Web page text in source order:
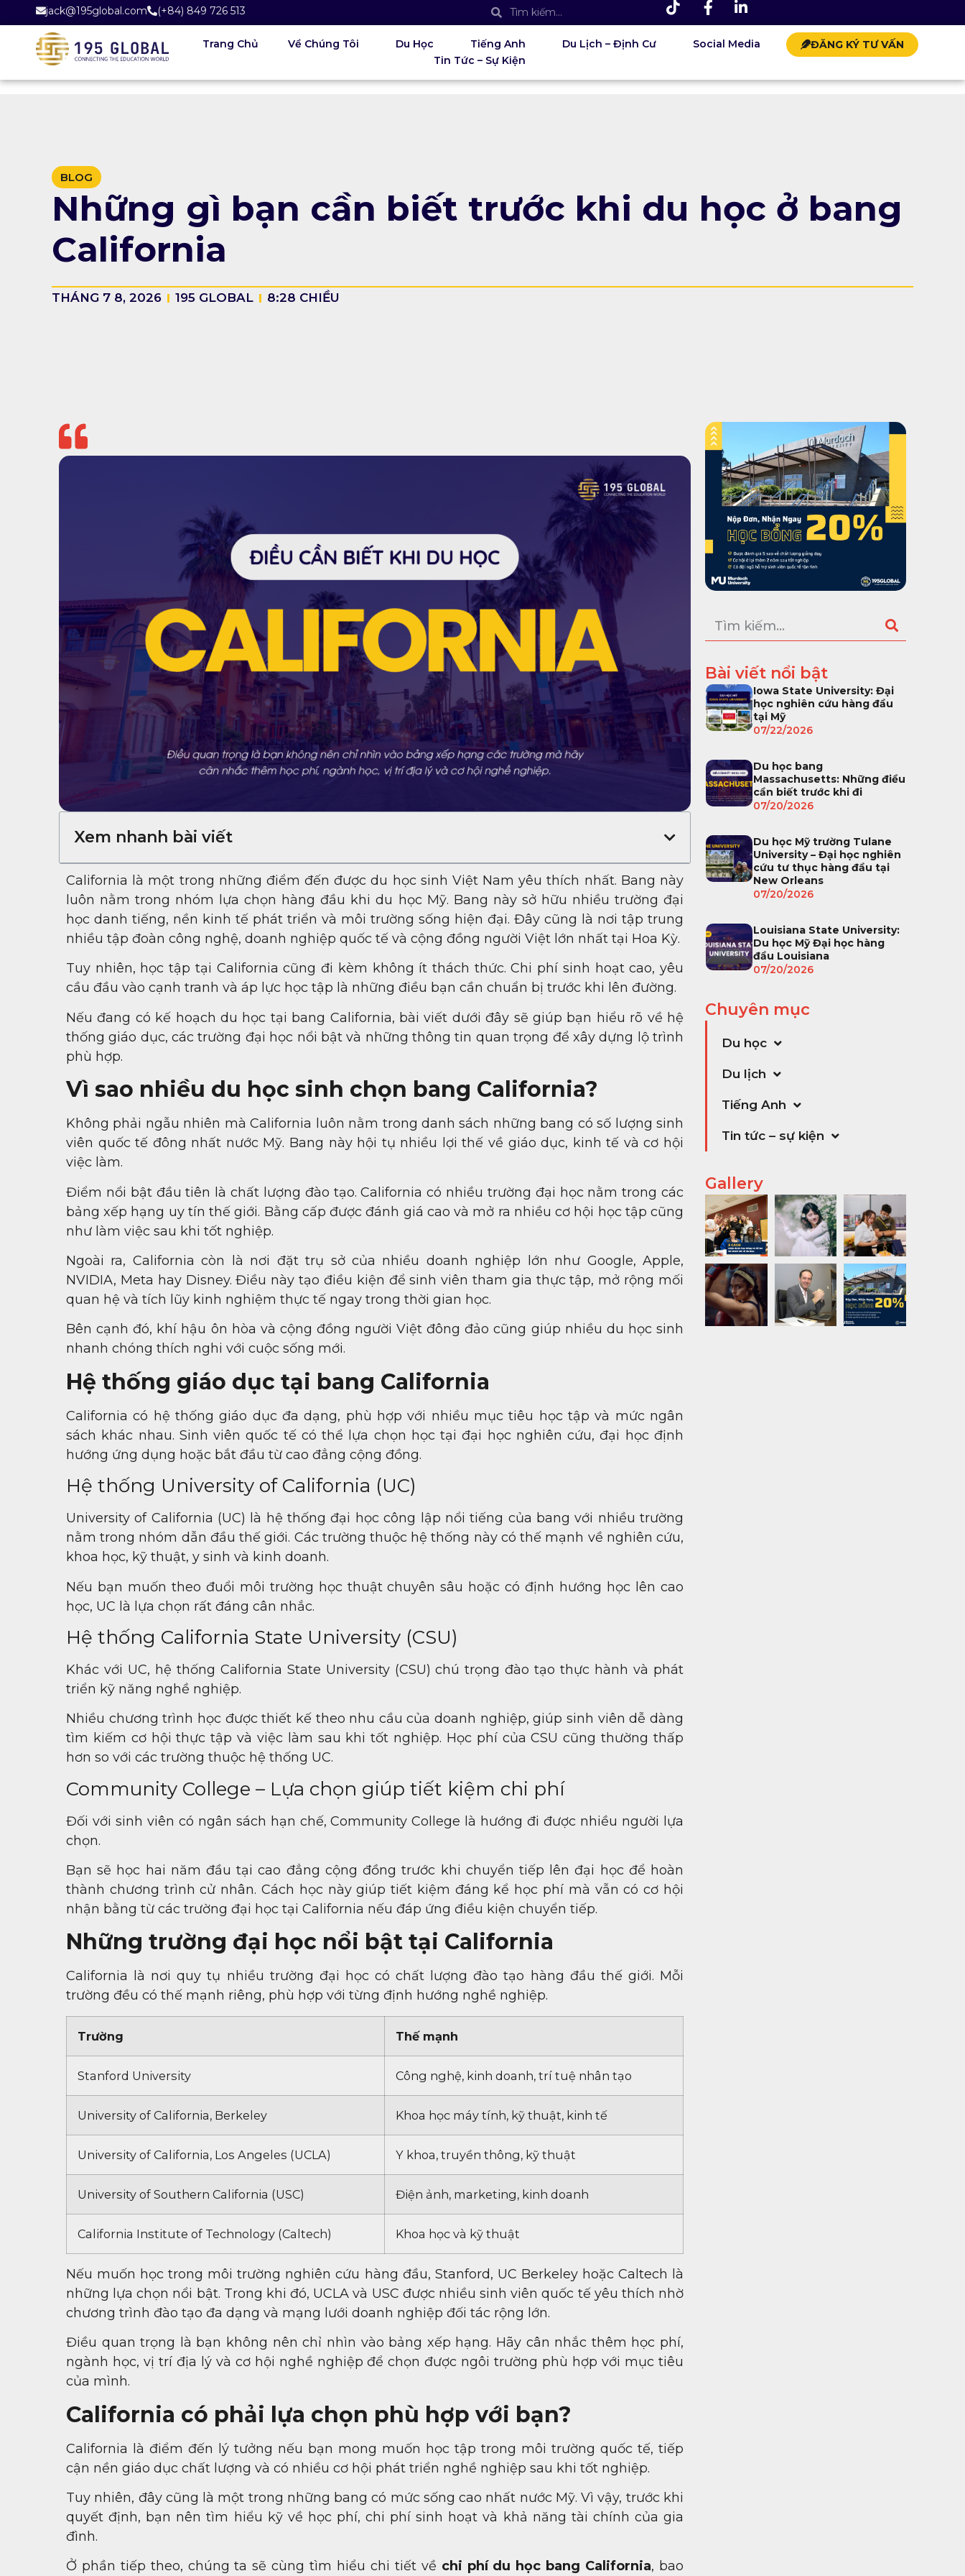
jack@195global.com (+84) 849 726 513
Trang Chủ Về Chúng Tôi Du Học Tiếng Anh Du Lịch – Định Cư
Social Media
Tin Tức – Sự Kiện
ĐĂNG KÝ TƯ VẤN
BLOG
Những gì bạn cần biết trước khi du học ở bang
California
THÁNG 7 8, 2026 195 GLOBAL 8:28 CHIỀU
Xem nhanh bài viết
California là một trong những điểm đến được du học sinh Việt Nam yêu thích nhất. Bang này
luôn nằm trong nhóm lựa chọn hàng đầu khi du học Mỹ. Bang này sở hữu nhiều trường đại
học danh tiếng, nền kinh tế phát triển và môi trường sống hiện đại. Đây cũng là nơi tập trung
nhiều tập đoàn công nghệ, doanh nghiệp quốc tế và cộng đồng người Việt lớn nhất tại Hoa Kỳ.
Tuy nhiên, học tập tại California cũng đi kèm không ít thách thức. Chi phí sinh hoạt cao, yêu
cầu đầu vào cạnh tranh và áp lực học tập là những điều bạn cần chuẩn bị trước khi lên đường.
Nếu đang có kế hoạch du học tại bang California, bài viết dưới đây sẽ giúp bạn hiểu rõ về hệ
thống giáo dục, các trường đại học nổi bật và những thông tin quan trọng để xây dựng lộ trình
phù hợp.
Vì sao nhiều du học sinh chọn bang California?
Không phải ngẫu nhiên mà California luôn nằm trong danh sách những bang có số lượng sinh
viên quốc tế đông nhất nước Mỹ. Bang này hội tụ nhiều lợi thế về giáo dục, kinh tế và cơ hội
việc làm.
Điểm nổi bật đầu tiên là chất lượng đào tạo. California có nhiều trường đại học nằm trong các
bảng xếp hạng uy tín thế giới. Bằng cấp được đánh giá cao và mở ra nhiều cơ hội học tập cũng
như làm việc sau khi tốt nghiệp.
Ngoài ra, California còn là nơi đặt trụ sở của nhiều doanh nghiệp lớn như Google, Apple,
NVIDIA, Meta hay Disney. Điều này tạo điều kiện để sinh viên tham gia thực tập, mở rộng mối
quan hệ và tích lũy kinh nghiệm thực tế ngay trong thời gian học.
Bên cạnh đó, khí hậu ôn hòa và cộng đồng người Việt đông đảo cũng giúp nhiều du học sinh
nhanh chóng thích nghi với cuộc sống mới.
Hệ thống giáo dục tại bang California
California có hệ thống giáo dục đa dạng, phù hợp với nhiều mục tiêu học tập và mức ngân
sách khác nhau. Sinh viên quốc tế có thể lựa chọn học tại đại học nghiên cứu, đại học định
hướng ứng dụng hoặc bắt đầu từ cao đẳng cộng đồng.
Hệ thống University of California (UC)
University of California (UC) là hệ thống đại học công lập nổi tiếng của bang với nhiều trường
nằm trong nhóm dẫn đầu thế giới. Các trường thuộc hệ thống này có thế mạnh về nghiên cứu,
khoa học, kỹ thuật, y sinh và kinh doanh.
Nếu bạn muốn theo đuổi môi trường học thuật chuyên sâu hoặc có định hướng học lên cao
học, UC là lựa chọn rất đáng cân nhắc.
Hệ thống California State University (CSU)
Khác với UC, hệ thống California State University (CSU) chú trọng đào tạo thực hành và phát
triển kỹ năng nghề nghiệp.
Nhiều chương trình học được thiết kế theo nhu cầu của doanh nghiệp, giúp sinh viên dễ dàng
tìm kiếm cơ hội thực tập và việc làm sau khi tốt nghiệp. Học phí của CSU cũng thường thấp
hơn so với các trường thuộc hệ thống UC.
Community College – Lựa chọn giúp tiết kiệm chi phí
Đối với sinh viên có ngân sách hạn chế, Community College là hướng đi được nhiều người lựa
chọn.
Bạn sẽ học hai năm đầu tại cao đẳng cộng đồng trước khi chuyển tiếp lên đại học để hoàn
thành chương trình cử nhân. Cách học này giúp tiết kiệm đáng kể học phí mà vẫn có cơ hội
nhận bằng từ các trường đại học tại California nếu đáp ứng điều kiện chuyển tiếp.
Những trường đại học nổi bật tại California
California là nơi quy tụ nhiều trường đại học có chất lượng đào tạo hàng đầu thế giới. Mỗi
trường đều có thế mạnh riêng, phù hợp với từng định hướng nghề nghiệp.
Trường Thế mạnh
Stanford University Công nghệ, kinh doanh, trí tuệ nhân tạo
University of California, Berkeley Khoa học máy tính, kỹ thuật, kinh tế
University of California, Los Angeles (UCLA) Y khoa, truyền thông, kỹ thuật
University of Southern California (USC) Điện ảnh, marketing, kinh doanh
California Institute of Technology (Caltech) Khoa học và kỹ thuật
Nếu muốn học trong môi trường nghiên cứu hàng đầu, Stanford, UC Berkeley hoặc Caltech là
những lựa chọn nổi bật. Trong khi đó, UCLA và USC được nhiều sinh viên quốc tế yêu thích nhờ
chương trình đào tạo đa dạng và mạng lưới doanh nghiệp đối tác rộng lớn.
Điều quan trọng là bạn không nên chỉ nhìn vào bảng xếp hạng. Hãy cân nhắc thêm học phí,
ngành học, vị trí địa lý và cơ hội nghề nghiệp để chọn được ngôi trường phù hợp với mục tiêu
của mình.
California có phải lựa chọn phù hợp với bạn?
California là điểm đến lý tưởng nếu bạn mong muốn học tập trong môi trường quốc tế, tiếp
cận nền giáo dục chất lượng và có nhiều cơ hội phát triển nghề nghiệp sau khi tốt nghiệp.
Tuy nhiên, đây cũng là một trong những bang có mức sống cao nhất nước Mỹ. Vì vậy, trước khi
quyết định, bạn nên tìm hiểu kỹ về học phí, chi phí sinh hoạt và khả năng tài chính của gia
đình.
Ở phần tiếp theo, chúng ta sẽ cùng tìm hiểu chi tiết về chi phí du học bang California, bao
Bài viết nổi bật
Iowa State University: Đại
học nghiên cứu hàng đầu
tại Mỹ
07/22/2026
Du học bang
Massachusetts: Những điều
cần biết trước khi đi
07/20/2026
Du học Mỹ trường Tulane
University – Đại học nghiên
cứu tư thục hàng đầu tại
New Orleans
07/20/2026
Louisiana State University:
Du học Mỹ Đại học hàng
đầu Louisiana
07/20/2026
Chuyên mục
Du học
Du lịch
Tiếng Anh
Tin tức – sự kiện
Gallery